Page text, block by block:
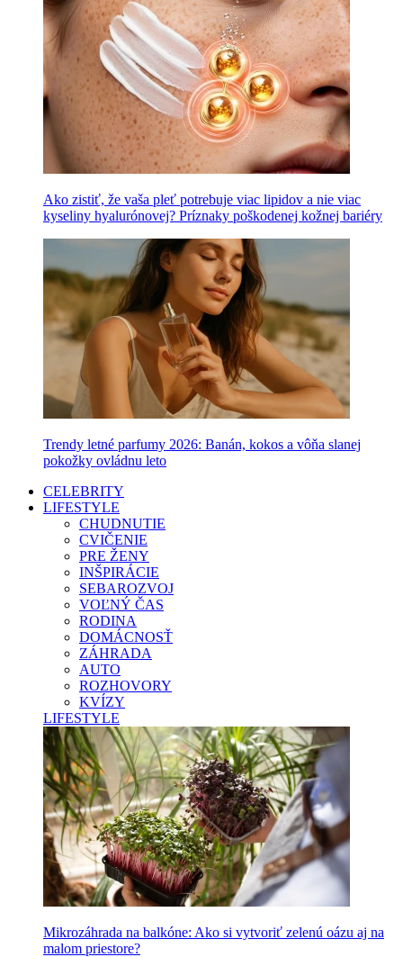
Ako zistiť, že vaša pleť potrebuje viac lipidov a nie viac
kyseliny hyalurónovej? Príznaky poškodenej kožnej bariéry
Trendy letné parfumy 2026: Banán, kokos a vôňa slanej
pokožky ovládnu leto
CELEBRITY
LIFESTYLE
CHUDNUTIE
CVIČENIE
PRE ŽENY
INŠPIRÁCIE
SEBAROZVOJ
VOĽNÝ ČAS
RODINA
DOMÁCNOSŤ
ZÁHRADA
AUTO
ROZHOVORY
KVÍZY
LIFESTYLE
Mikrozáhrada na balkóne: Ako si vytvoriť zelenú oázu aj na
malom priestore?